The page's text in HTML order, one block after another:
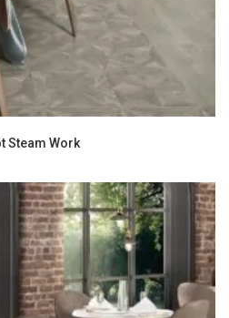
Steam Work